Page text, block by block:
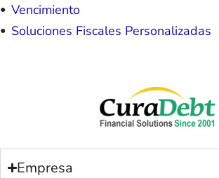
Vencimiento
Soluciones Fiscales Personalizadas
Empresa